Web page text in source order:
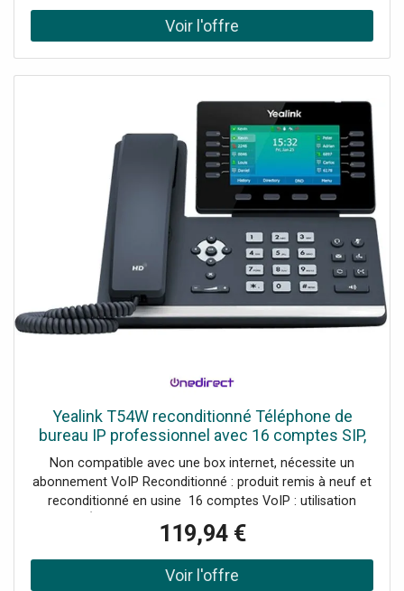
Alimentation via PoE Compatible avec le module
d'extension EXP55
Yealink T54W reconditionné Téléphone de
bureau IP professionnel avec 16 comptes SIP,
écran couleur de 4,3″, Bluetooth, Wi-Fi et USB
2.0.
Non compatible avec une box internet, nécessite un
abonnement VoIP Reconditionné : produit remis à neuf et
reconditionné en usine 16 comptes VoIP : utilisation
flexible Écran LCD couleur de 4,3 pouces Bluetooth 4.2
intégré Wi-Fi double bande (2,4G/5G) Port USB 2.0 pour
casques et extension EXP50 PoE supporté : installation
simplifiée Double port Gigabit Ethernet Protection
119,94 €